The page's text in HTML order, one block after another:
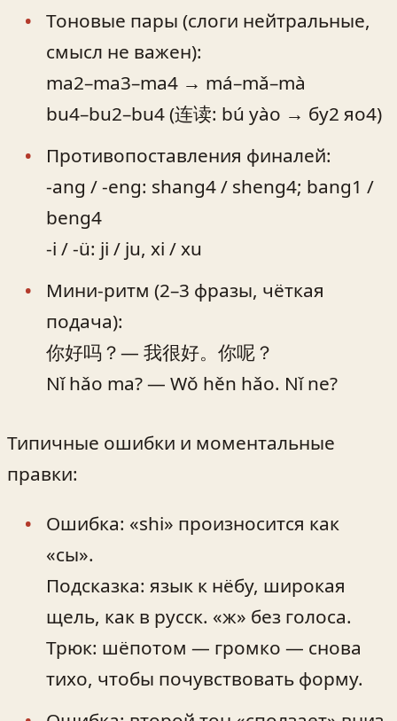
Тоновые пары (слоги нейтральные,
смысл не важен):
ma2–ma3–ma4 → má–mǎ–mà
bu4–bu2–bu4 (连读: bú yào → бу2 яо4)
Противопоставления финалей:
-ang / -eng: shang4 / sheng4; bang1 /
beng4
-i / -ü: ji / ju, xi / xu
Мини‑ритм (2–3 фразы, чёткая
подача):
你好吗？— 我很好。你呢？
Nǐ hǎo ma? — Wǒ hěn hǎo. Nǐ ne?
Типичные ошибки и моментальные
правки:
Ошибка: «shi» произносится как
«сы».
Подсказка: язык к нёбу, широкая
щель, как в русск. «ж» без голоса.
Трюк: шёпотом — громко — снова
тихо, чтобы почувствовать форму.